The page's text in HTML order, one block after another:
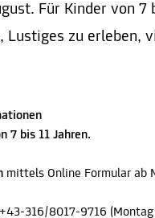
Für Kinder von 7
Lustiges zu erleben,
7 bis 11 Jahren.
mittels Online Formular ab
+43-316/8017-9716